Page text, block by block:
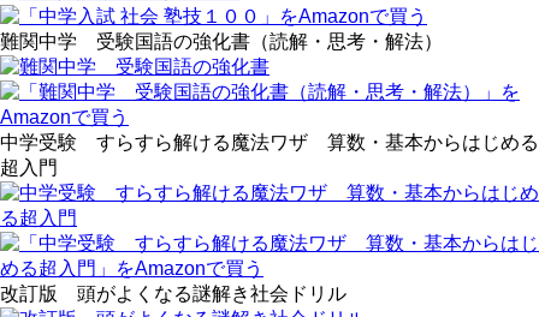
難関中学 受験国語の強化書（読解・思考・解法）
中学受験 すらすら解ける魔法ワザ 算数・基本からはじめる
超入門
改訂版 頭がよくなる謎解き社会ドリル